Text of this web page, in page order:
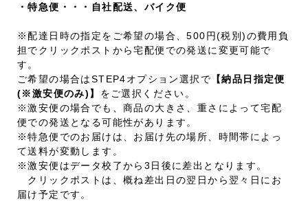
・特急便・・・自社配送、バイク便
※配達日時の指定をご希望の場合、500円(税別)の費用負
担でクリックポストから宅配便での発送に変更可能で
す。
ご希望の場合はSTEP4オプション選択で 【納品日指定便
(※激安便のみ)】 をご選択ください。
※激安便の場合でも、商品の大きさ、重さによって宅配
便での発送となる可能性があります。
※特急便でのお届けは、お届け先の場所、時間帯によっ
て送料が変動します。
※激安便はデータ校了から3日後に差出となります。
クリックポストは、概ね差出日の翌日から翌々日にお
届け予定です。